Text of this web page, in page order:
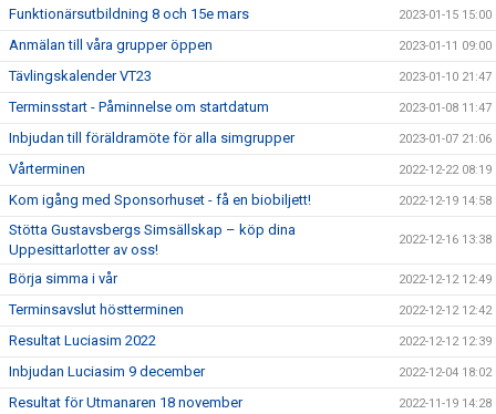
Funktionärsutbildning 8 och 15e mars 2023-01-15 15:00
Anmälan till våra grupper öppen 2023-01-11 09:00
Tävlingskalender VT23 2023-01-10 21:47
Terminsstart - Påminnelse om startdatum 2023-01-08 11:47
Inbjudan till föräldramöte för alla simgrupper 2023-01-07 21:06
Vårterminen 2022-12-22 08:19
Kom igång med Sponsorhuset - få en biobiljett! 2022-12-19 14:58
Stötta Gustavsbergs Simsällskap – köp dina
Uppesittarlotter av oss!
2022-12-16 13:38
Börja simma i vår 2022-12-12 12:49
Terminsavslut höstterminen 2022-12-12 12:42
Resultat Luciasim 2022 2022-12-12 12:39
Inbjudan Luciasim 9 december 2022-12-04 18:02
Resultat för Utmanaren 18 november 2022-11-19 14:28